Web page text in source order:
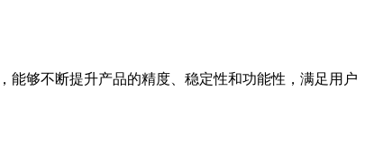
能够不断提升产品的精度、稳定性和功能性，满足用户